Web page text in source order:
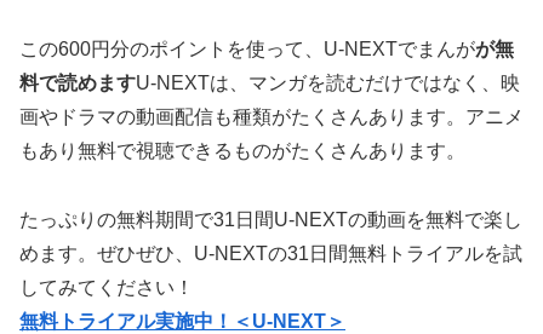
この600円分のポイントを使って、U-NEXTでまんがが無
料で読めますU-NEXTは、マンガを読むだけではなく、映
画やドラマの動画配信も種類がたくさんあります。アニメ
もあり無料で視聴できるものがたくさんあります。
たっぷりの無料期間で31日間U-NEXTの動画を無料で楽し
めます。ぜひぜひ、U-NEXTの31日間無料トライアルを試
してみてください！
無料トライアル実施中！＜U-NEXT＞